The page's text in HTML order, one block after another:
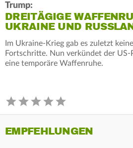
Trump:
DREITÄGIGE
UKRAINE UND
Im Ukraine-Krieg gab es zuletzt
Fortschritte. Nun verkündet der
eine temporäre Waffenruhe.
EMPFEHLUNGEN